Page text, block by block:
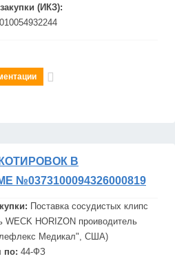
(ИКЗ):
В
Поставка сосудистых клипс
WECK HORIZON проиводитель
Медикал", США)
по: 44-ФЗ